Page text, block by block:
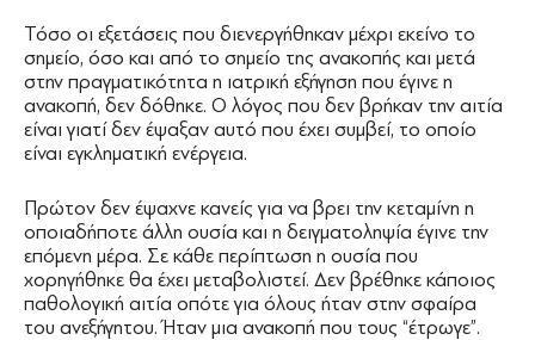
Τόσο οι εξετάσεις που διενεργήθηκαν μέχρι εκείνο το
σημείο, όσο και από το σημείο της ανακοπής και μετά
στην πραγματικότητα η ιατρική εξήγηση που έγινε η
ανακοπή, δεν δόθηκε. Ο λόγος που δεν βρήκαν την αιτία
είναι γιατί δεν έψαξαν αυτό που έχει συμβεί, το οποίο
είναι εγκληματική ενέργεια.
Πρώτον δεν έψαχνε κανείς για να βρει την κεταμίνη η
οποιαδήποτε άλλη ουσία και η δειγματοληψία έγινε την
επόμενη μέρα. Σε κάθε περίπτωση η ουσία που
χορηγήθηκε θα έχει μεταβολιστεί. Δεν βρέθηκε κάποιος
παθολογική αιτία οπότε για όλους ήταν στην σφαίρα
του ανεξήγητου. Ήταν μια ανακοπή που τους “έτρωγε”.